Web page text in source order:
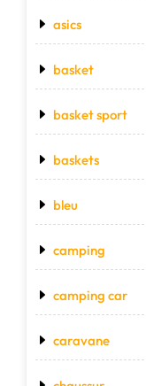
asics
basket
basket sport
baskets
bleu
camping
camping car
caravane